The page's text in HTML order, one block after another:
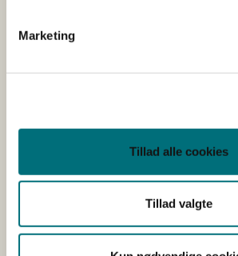
Marketing
Tillad alle cookies
Tillad valgte
eller underansøgt.
Hvis du søger om